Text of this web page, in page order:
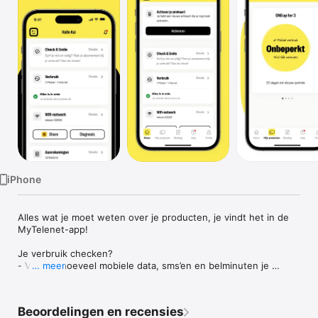
TV
iPhone
Alles wat je moet weten over je producten, je vindt het in de
MyTelenet-app!
Je verbruik checken?
- Volg op hoeveel mobiele data, sms’en en belminuten je
… meer
Beoordelingen en recensies